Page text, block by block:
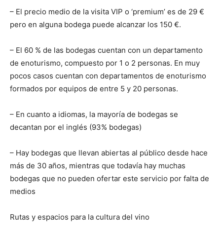
– El precio medio de la visita VIP o ‘premium’ es de 29 €
pero en alguna bodega puede alcanzar los 150 €.
– El 60 % de las bodegas cuentan con un departamento
de enoturismo, compuesto por 1 o 2 personas. En muy
pocos casos cuentan con departamentos de enoturismo
formados por equipos de entre 5 y 20 personas.
– En cuanto a idiomas, la mayoría de bodegas se
decantan por el inglés (93% bodegas)
– Hay bodegas que llevan abiertas al público desde hace
más de 30 años, mientras que todavía hay muchas
bodegas que no pueden ofertar este servicio por falta de
medios
Rutas y espacios para la cultura del vino